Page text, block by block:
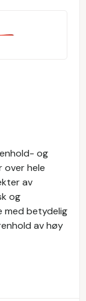
og
hele
av
og
med betydelig
av høy